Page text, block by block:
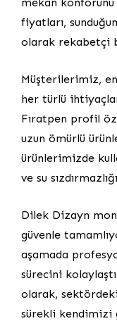
fiyatları,
olarak rekabetçi
Müşterilerimiz,
her türlü
Fıratpen profil
uzun ömürlü
ürünlerimizde
ve su
Dilek Dizayn
güvenle
aşamada
sürecini
olarak,
sürekli